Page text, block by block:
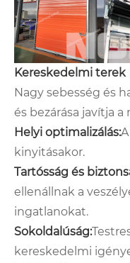
Kereskedelmi terek
Nagy sebesség és
és bezárása javítja
Helyi optimalizálás:
kinyitásakor.
Tartósság és
ellenállnak a
ingatlanokat.
Sokoldalúság:
kereskedelmi